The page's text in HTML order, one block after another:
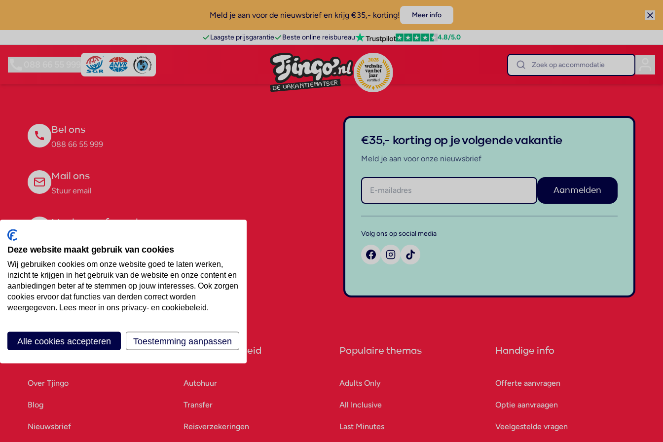
Meld je aan voor de nieuwsbrief en krijg €35,- korting! Meer info
Laagste prijsgarantie Beste online reisbureau 4.8/5.0
Bel ons
088 66 55 999
Mail ons
Stuur email
Maak een afspraak
Offerte aanvragen
Vraag offerte aan
€35,- korting op je volgende vakantie
Meld je aan voor onze nieuwsbrief
Aanmelden
Volg ons op social media
Ons bedrijf
Over Tjingo
Blog
Nieuwsbrief
Goed voorbereid
Autohuur
Transfer
Reisverzekeringen
Populaire themas
Adults Only
All Inclusive
Last Minutes
Handige info
Offerte aanvragen
Optie aanvraagen
Veelgestelde vragen
Deze website maakt gebruik van cookies
Wij gebruiken cookies om onze website goed te laten werken,
inzicht te krijgen in het gebruik van de website en onze content en
aanbiedingen beter af te stemmen op jouw interesses. Ook zorgen
cookies ervoor dat functies van derden correct worden
weergegeven. Lees meer in ons privacy- en cookiebeleid.
Alle cookies accepteren Toestemming aanpassen